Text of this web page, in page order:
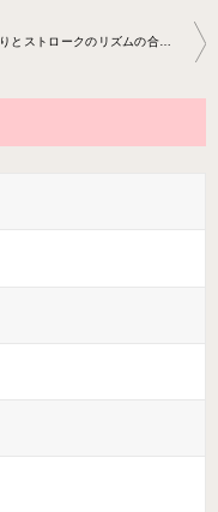
「符割りとストロークのリズムの合わせたかた」ウクレレ 教室2021-03-31-no0021-0063